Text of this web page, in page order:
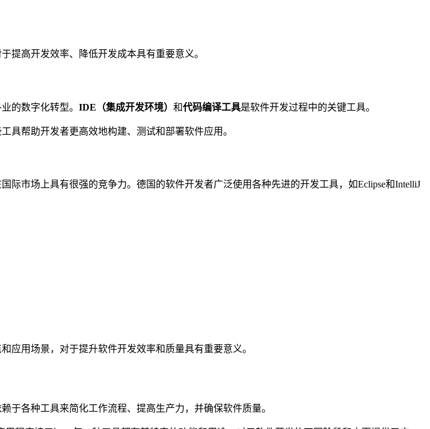
提高开发效率、降低开发成本具有重要意义。
的数字化转型。 IDE（集成开发环境） 和代码编译工具是软件开发过程中的关键工具。
具帮助开发者更高效地构建、测试和部署软件应用。
市场上具有很强的竞争力。德国的软件开发者广泛使用各种先进的开发工具，如Eclipse和IntelliJ
应用场景，对于提升软件开发效率和质量具有重要意义。
于各种工具来简化工作流程、提高生产力，并确保软件质量。